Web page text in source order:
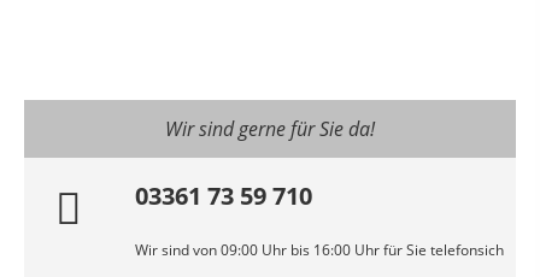
Wir sind gerne für Sie da!
03361 73 59 710
Wir sind von 09:00 Uhr bis 16:00 Uhr für Sie telefonsich